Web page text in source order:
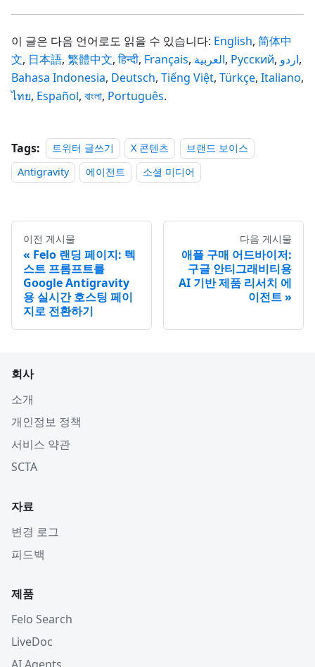
이 글은 다음 언어로도 읽을 수 있습니다: English, 简体中
文, 日本語, 繁體中文,हिन्दी, Français, العربية, Русский, اردو,
Bahasa Indonesia, Deutsch, Tiếng Việt, Türkçe, Italiano,
ไทย, Español, বাংলা, Português.
Tags: 트위터 글쓰기 X 콘텐츠
브랜드 보이스
Antigravity
에이전트 소셜 미디어
이전 게시물
Felo 랜딩 페이지: 텍
스트 프롬프트를
Google Antigravity
용 실시간 호스팅 페이
지로 전환하기
다음 게시물
애플 구매 어드바이저:
구글 안티그래비티용
AI 기반 제품 리서치 에
이전트
회사
소개
개인정보 정책
서비스 약관
SCTA
자료
변경 로그
피드백
제품
Felo Search
LiveDoc